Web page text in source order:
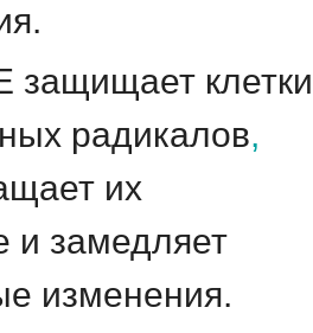
защищает клетки
радикалов,
их
и замедляет
изменения.